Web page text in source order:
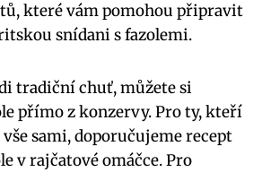
které vám pomohou připravit
snídani s fazolemi.
tradiční chuť, můžete si
přímo z konzervy. Pro ty, kteří
sami, doporučujeme recept
v rajčatové omáčce. Pro